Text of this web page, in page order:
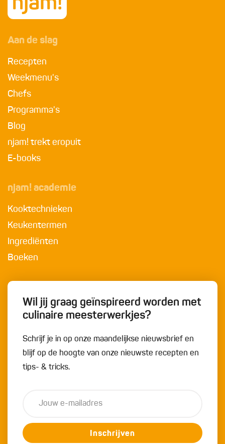
Aan de slag
Recepten
Weekmenu's
Chefs
Programma's
Blog
njam! trekt eropuit
E-books
njam! academie
Kooktechnieken
Keukentermen
Ingrediënten
Boeken
Wil jij graag geïnspireerd worden met
culinaire meesterwerkjes?
Schrijf je in op onze maandelijkse nieuwsbrief en
blijf op de hoogte van onze nieuwste recepten en
tips- & tricks.
Inschrijven